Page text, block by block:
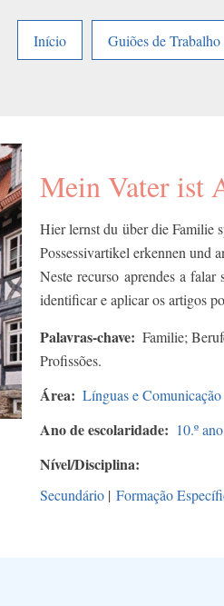
Início
Guiões de
Mein Vater ist
Hier lernst du über die Familie
Possessivartikel erkennen und
Neste recurso aprendes a
identificar e aplicar os artigos
Palavras-chave
Familie;
Profissões.
Área Línguas e Comunicação
Ano de escolaridade 10.º ano
Nível/Disciplina
Secundário | Formação